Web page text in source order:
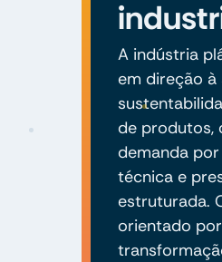
A indústria
em direção à
de produtos,
demanda
técnica e
estruturada.
orientado